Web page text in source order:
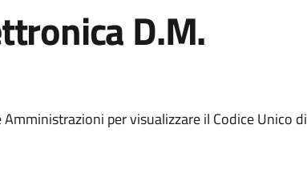
D.M.
per visualizzare il Codice Unico di